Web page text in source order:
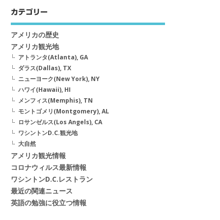
カテゴリー
アメリカの歴史
アメリカ観光地
アトランタ(Atlanta), GA
ダラス(Dallas), TX
ニューヨーク(New York), NY
ハワイ(Hawaii), HI
メンフィス(Memphis), TN
モントゴメリ(Montgomery), AL
ロサンゼルス(Los Angels), CA
ワシントンD.C.観光地
大自然
アメリカ観光情報
コロナウィルス最新情報
ワシントンD.C.レストラン
最近の関連ニュース
英語の勉強に役立つ情報